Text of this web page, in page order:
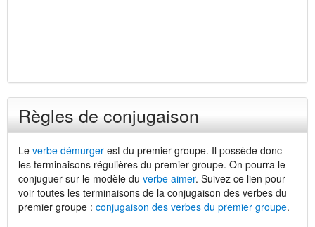
Règles de conjugaison
Le verbe démurger est du premier groupe. Il possède donc
les terminaisons régulières du premier groupe. On pourra le
conjuguer sur le modèle du verbe aimer. Suivez ce lien pour
voir toutes les terminaisons de la conjugaison des verbes du
premier groupe : conjugaison des verbes du premier groupe.